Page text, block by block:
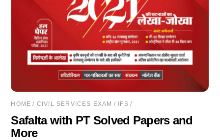
HOME / CIVIL SERVICES EXAM / IFS/
Safalta with PT Solved Papers and
More